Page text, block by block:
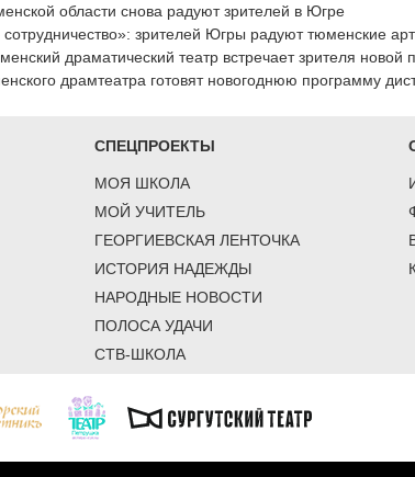
области снова радуют зрителей в Югре
сотрудничество»: зрителей Югры радуют тюменские
драматический театр встречает зрителя новой
драмтеатра готовят новогоднюю программу
СПЕЦПРОЕКТЫ
МОЯ ШКОЛА
МОЙ УЧИТЕЛЬ
ГЕОРГИЕВСКАЯ ЛЕНТОЧКА
ИСТОРИЯ НАДЕЖДЫ
НАРОДНЫЕ НОВОСТИ
ПОЛОСА УДАЧИ
СТВ-ШКОЛА